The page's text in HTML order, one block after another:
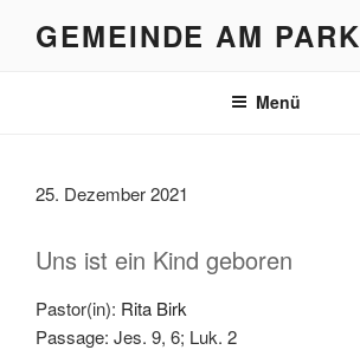
InhaltGEMEINDE AM PARK
Menü
25. Dezember 2021
Uns ist ein Kind geboren
Pastor(in): Rita Birk
Passage: Jes. 9, 6; Luk. 2